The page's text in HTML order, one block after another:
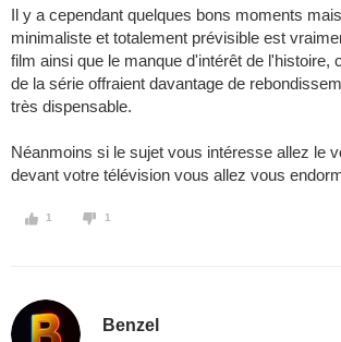
Il y a cependant quelques bons moments
minimaliste et totalement prévisible est
film ainsi que le manque d'intérêt de l'histoire,
de la série offraient davantage de
très dispensable.
Néanmoins si le sujet vous intéresse allez le
devant votre télévision vous allez vous
1 1
Benzel